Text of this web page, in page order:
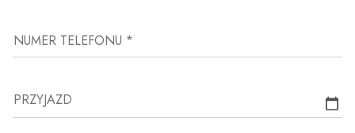
NUMER TELEFONU *
PRZYJAZD